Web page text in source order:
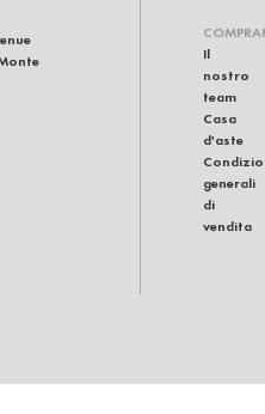
Il
nostro
team
Casa
d'aste
generali
di
vendita